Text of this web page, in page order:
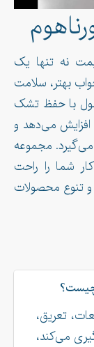
نه تنها یک
بهتر، سلامت
با حفظ تشک
افزایش می‌دهد و
مجموعه
شما را راحت
و تنوع محصولات
تعریق،
می‌کند،